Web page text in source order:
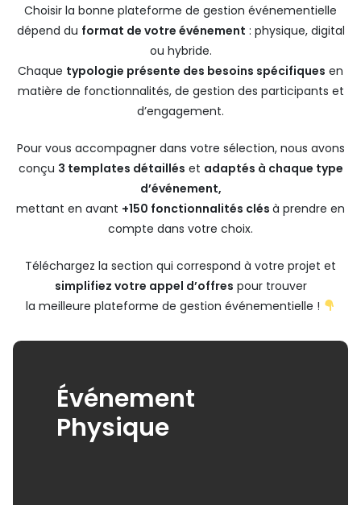
Choisir la bonne plateforme de gestion événementielle
dépend du format de votre événement : physique, digital
ou hybride.
Chaque typologie présente des besoins spécifiques en
matière de fonctionnalités, de gestion des participants et
d’engagement.
Pour vous accompagner dans votre sélection, nous avons
conçu 3 templates détaillés et adaptés à chaque type
d’événement,
mettant en avant +150 fonctionnalités clés à prendre en
compte dans votre choix.
Téléchargez la section qui correspond à votre projet et
simplifiez votre appel d’offres pour trouver
la meilleure plateforme de gestion événementielle !
Événement
Physique